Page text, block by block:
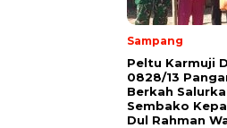
Sampang
Peltu Karmuji
0828/13
Berkah
Sembako
Dul Rahman